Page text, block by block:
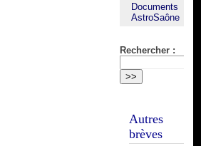
Documents
AstroSaône
Rechercher :
Autres
brèves